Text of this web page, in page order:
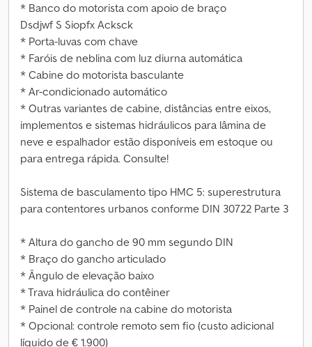
* Banco do motorista com apoio de braço
Dsdjwf S Siopfx Acksck
* Porta-luvas com chave
* Faróis de neblina com luz diurna automática
* Cabine do motorista basculante
* Ar-condicionado automático
* Outras variantes de cabine, distâncias entre eixos,
implementos e sistemas hidráulicos para lâmina de
neve e espalhador estão disponíveis em estoque ou
para entrega rápida. Consulte!
Sistema de basculamento tipo HMC 5: superestrutura
para contentores urbanos conforme DIN 30722 Parte 3
* Altura do gancho de 90 mm segundo DIN
* Braço do gancho articulado
* Ângulo de elevação baixo
* Trava hidráulica do contêiner
* Painel de controle na cabine do motorista
* Opcional: controle remoto sem fio (custo adicional
líquido de € 1.900)